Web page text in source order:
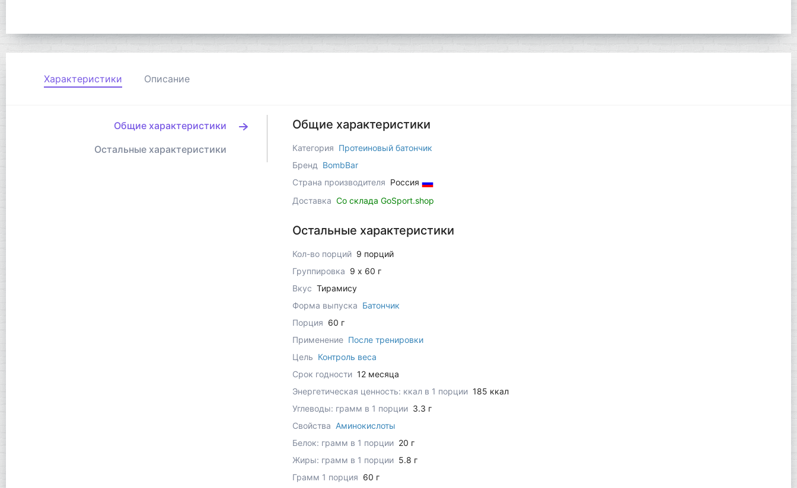
Характеристики Описание
Общие характеристики
Остальные характеристики
Общие характеристики
Категория Протеиновый батончик
Бренд BombBar
Страна производителя Россия
Доставка Со склада GoSport.shop
Остальные характеристики
Кол-во порций 9 порций
Группировка 9 x 60 г
Вкус Тирамису
Форма выпуска Батончик
Порция 60 г
Применение После тренировки
Цель Контроль веса
Срок годности 12 месяца
Энергетическая ценность: ккал в 1 порции 185 ккал
Углеводы: грамм в 1 порции 3.3 г
Свойства Аминокислоты
Белок: грамм в 1 порции 20 г
Жиры: грамм в 1 порции 5.8 г
Грамм 1 порция 60 г